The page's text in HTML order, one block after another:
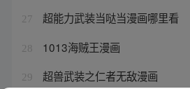
27 超能力武装当哒当漫画哪里看
28 1013海贼王漫画
29 超兽武装之仁者无敌漫画